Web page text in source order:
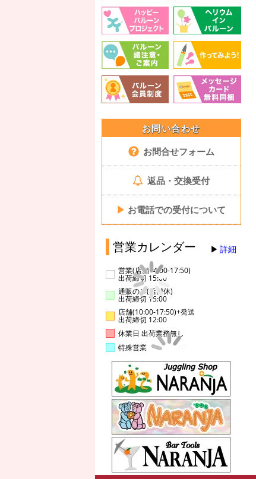
お問い合わせ
お問合せフォーム
返品・交換受付
▶ お電話での受付について
営業カレンダー 詳細
営業(店舗14:00-17:50)
出荷締切 15:00
通販のみ(店舗休)
出荷締切 15:00
店舗(10:00-17:50)+発送
出荷締切 12:00
休業日 出荷業務無し
特殊営業